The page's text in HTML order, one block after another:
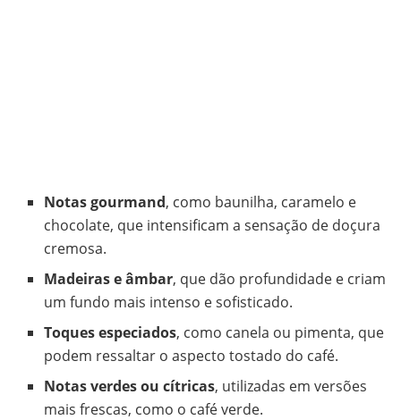
Notas gourmand, como baunilha, caramelo e
chocolate, que intensificam a sensação de doçura
cremosa.
Madeiras e âmbar, que dão profundidade e criam
um fundo mais intenso e sofisticado.
Toques especiados, como canela ou pimenta, que
podem ressaltar o aspecto tostado do café.
Notas verdes ou cítricas, utilizadas em versões
mais frescas, como o café verde.